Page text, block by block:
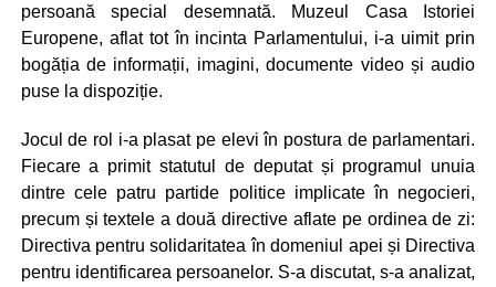
persoană special desemnată. Muzeul Casa Istoriei
Europene, aflat tot în incinta Parlamentului, i-a uimit prin
bogăția de informații, imagini, documente video și audio
puse la dispoziție.
Jocul de rol i-a plasat pe elevi în postura de parlamentari.
Fiecare a primit statutul de deputat și programul unuia
dintre cele patru partide politice implicate în negocieri,
precum și textele a două directive aflate pe ordinea de zi:
Directiva pentru solidaritatea în domeniul apei și Directiva
pentru identificarea persoanelor. S-a discutat, s-a analizat,